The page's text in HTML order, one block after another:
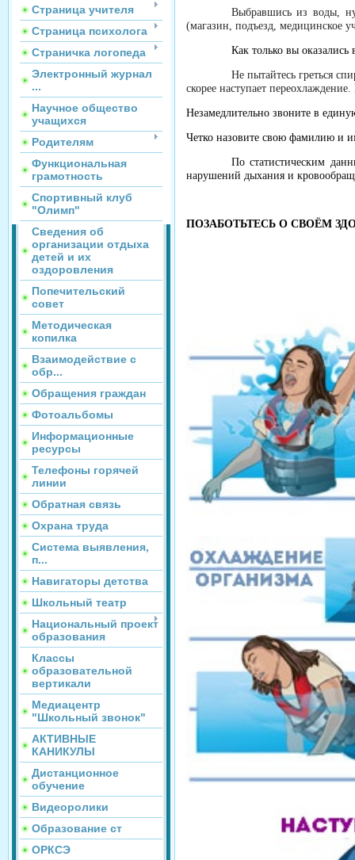
Страница учителя
Страница психолога
Страничка логопеда
Электронный журнал
...
Научное общество
учащихся
Родителям
Функциональная
грамотность
Спортивный клуб
"Олимп"
Сведения об
организации отдыха
детей и их
оздоровления
Попечительский
совет
Методическая
копилка
Взаимодействие с
обр...
Обращения граждан
Фотоальбомы
Информационные
ресурсы
Телефоны горячей
линии
Обратная связь
Охрана труда
Система выявления,
п...
Навигаторы детства
Школьный театр
Национальный проект
образования
Классы
образовательной
вертикали
Медиацентр
"Школьный звонок"
АКТИВНЫЕ
КАНИКУЛЫ
Дистанционное
обучение
Видеоролики
Образование ст
ОРКСЭ
Выбравшись из воды,
(магазин, подъезд, медицинское
Как только вы
Не пытайтесь греться
скорее наступает
Незамедлительно звоните в
Четко назовите свою фамилию и
По статистическим
нарушений дыхания и
ПОЗАБОТЬТЕСЬ О СВОЁМ